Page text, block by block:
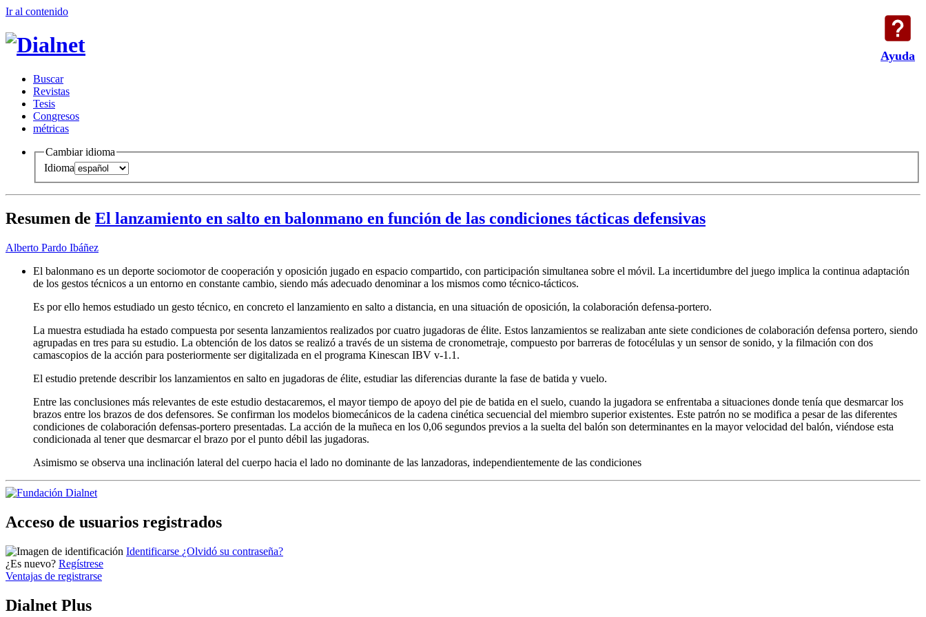
Ayuda
Ir al contenido
Buscar
Revistas
Tesis
Congresos
métricas
Cambiar idioma
Idioma
Resumen de El lanzamiento en salto en balonmano en función de las condiciones tácticas defensivas
Alberto Pardo Ibáñez
El balonmano es un deporte sociomotor de cooperación y oposición jugado en espacio compartido, con participación simultanea sobre el móvil. La incertidumbre del juego implica la continua adaptación
de los gestos técnicos a un entorno en constante cambio, siendo más adecuado denominar a los mismos como técnico-tácticos.
Es por ello hemos estudiado un gesto técnico, en concreto el lanzamiento en salto a distancia, en una situación de oposición, la colaboración defensa-portero.
La muestra estudiada ha estado compuesta por sesenta lanzamientos realizados por cuatro jugadoras de élite. Estos lanzamientos se realizaban ante siete condiciones de colaboración defensa portero, siendo
agrupadas en tres para su estudio. La obtención de los datos se realizó a través de un sistema de cronometraje, compuesto por barreras de fotocélulas y un sensor de sonido, y la filmación con dos
camascopios de la acción para posteriormente ser digitalizada en el programa Kinescan IBV v-1.1.
El estudio pretende describir los lanzamientos en salto en jugadoras de élite, estudiar las diferencias durante la fase de batida y vuelo.
Entre las conclusiones más relevantes de este estudio destacaremos, el mayor tiempo de apoyo del pie de batida en el suelo, cuando la jugadora se enfrentaba a situaciones donde tenía que desmarcar los
brazos entre los brazos de dos defensores. Se confirman los modelos biomecánicos de la cadena cinética secuencial del miembro superior existentes. Este patrón no se modifica a pesar de las diferentes
condiciones de colaboración defensas-portero presentadas. La acción de la muñeca en los 0,06 segundos previos a la suelta del balón son determinantes en la mayor velocidad del balón, viéndose esta
condicionada al tener que desmarcar el brazo por el punto débil las jugadoras.
Asimismo se observa una inclinación lateral del cuerpo hacia el lado no dominante de las lanzadoras, independientemente de las condiciones
Acceso de usuarios registrados
Identificarse ¿Olvidó su contraseña?
¿Es nuevo? Regístrese
Ventajas de registrarse
Dialnet Plus